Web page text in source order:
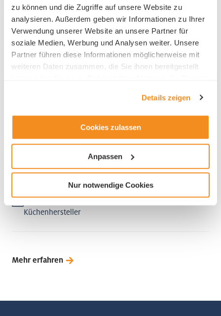
zu können und die Zugriffe auf unsere Website zu
analysieren. Außerdem geben wir Informationen zu Ihrer
Verwendung unserer Website an unsere Partner für
soziale Medien, Werbung und Analysen weiter. Unsere
Partner führen diese Informationen möglicherweise mit
weiteren Daten zusammen, die Sie ihnen bereitgestellt
Details zeigen
Cookies zulassen
Anpassen
Nur notwendige Cookies
Daniel Jost
Geschäftsleiter
Veriset AG
Küchenhersteller
Mehr erfahren